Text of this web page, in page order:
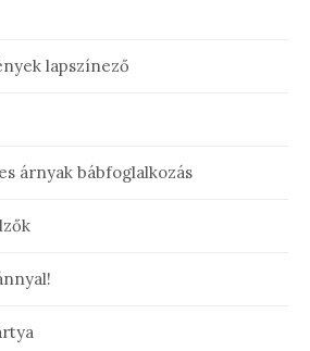
lapszínező
árnyak bábfoglalkozás